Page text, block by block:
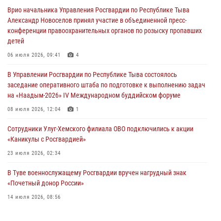
29 июля 2026, 08:37
В Туве офицер Росгвардии подвела итоги юбилейного личного
забега
28 июля 2026, 07:48
Росгвардеец стал бронзовым призером Чемпионата Тувы по
национальной игре - стрельбе из традиционного лука
Врио начальника Управления Росгвардии по Республике Тыва
Александр Новоселов принял участие в объединенной пресс-
конференции правоохранительных органов по розыску пропавших
детей
06 июля 2026, 09:41 4
В Управлении Росгвардии по Республике Тыва состоялось
заседание оперативного штаба по подготовке к выполнению задач
на «Наадым-2026» IV Международном буддийском форуме
08 июля 2026, 12:04 1
Сотрудники Улуг-Хемского филиала ОВО подключились к акции
«Каникулы с Росгвардией»
23 июля 2026, 02:34
В Туве военнослужащему Росгвардии вручен нагрудный знак
«Почетный донор России»
14 июля 2026, 08:56